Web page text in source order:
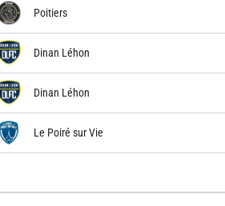
Poitiers
Dinan Léhon
Dinan Léhon
Le Poiré sur Vie